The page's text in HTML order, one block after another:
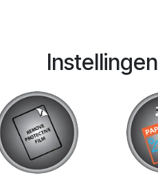
Instellingen